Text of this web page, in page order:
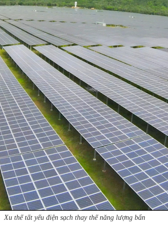
Xu thế tất yếu điện sạch thay thế năng lượng bẩn